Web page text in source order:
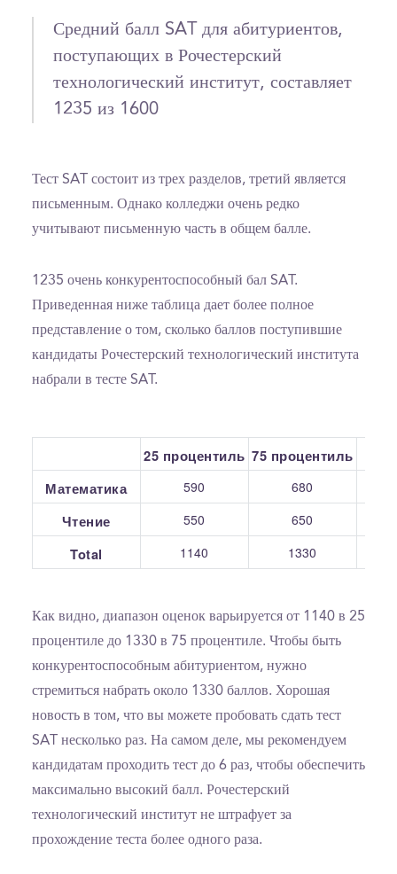
Средний балл SAT для абитуриентов,
поступающих в Рочестерский
технологический институт, составляет
1235 из 1600
Тест SAT состоит из трех разделов, третий является
письменным. Однако колледжи очень редко
учитывают письменную часть в общем балле.
1235 очень конкурентоспособный бал SAT.
Приведенная ниже таблица дает более полное
представление о том, сколько баллов поступившие
кандидаты Рочестерский технологический института
набрали в тесте SAT.
25 процентиль 75 процентиль
Математика
590 680
Чтение 550 650
Total 1140 1330
Как видно, диапазон оценок варьируется от 1140 в 25
процентиле до 1330 в 75 процентиле. Чтобы быть
конкурентоспособным абитуриентом, нужно
стремиться набрать около 1330 баллов. Хорошая
новость в том, что вы можете пробовать сдать тест
SAT несколько раз. На самом деле, мы рекомендуем
кандидатам проходить тест до 6 раз, чтобы обеспечить
максимально высокий балл. Рочестерский
технологический институт не штрафует за
прохождение теста более одного раза.